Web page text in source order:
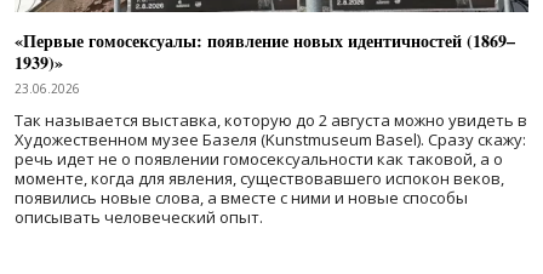
«Первые гомосексуалы: появление новых идентичностей (1869–
1939)»
23.06.2026
Так называется выставка, которую до 2 августа можно увидеть в
Художественном музее Базеля (Kunstmuseum Basel). Сразу скажу:
речь идет не о появлении гомосексуальности как таковой, а о
моменте, когда для явления, существовавшего испокон веков,
появились новые слова, а вместе с ними и новые способы
описывать человеческий опыт.